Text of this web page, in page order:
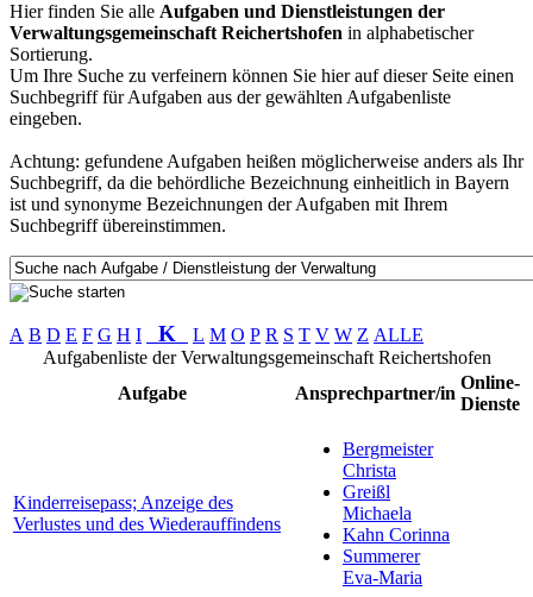
Hier finden Sie alle Aufgaben und Dienstleistungen der
Verwaltungsgemeinschaft Reichertshofen in alphabetischer
Sortierung.
Um Ihre Suche zu verfeinern können Sie hier auf dieser Seite einen
Suchbegriff für Aufgaben aus der gewählten Aufgabenliste
eingeben.
Achtung: gefundene Aufgaben heißen möglicherweise anders als Ihr
Suchbegriff, da die behördliche Bezeichnung einheitlich in Bayern
ist und synonyme Bezeichnungen der Aufgaben mit Ihrem
Suchbegriff übereinstimmen.
A B D E F G H I K L M O P R S T V W Z ALLE
Aufgabenliste der Verwaltungsgemeinschaft Reichertshofen
Aufgabe
Ansprechpartner/in
Online-
Dienste
Kinderreisepass; Anzeige des
Verlustes und des Wiederauffindens
Bergmeister
Christa
Greißl
Michaela
Kahn Corinna
Summerer
Eva-Maria